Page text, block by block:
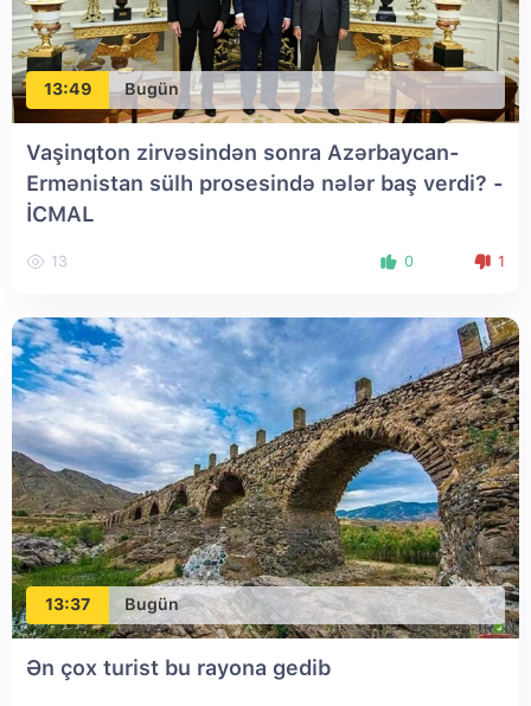
13:49 Bugün
Vaşinqton zirvəsindən sonra Azərbaycan-
Ermənistan sülh prosesində nələr baş verdi? -
İCMAL
13 0 1
13:37 Bugün
Ən çox turist bu rayona gedib